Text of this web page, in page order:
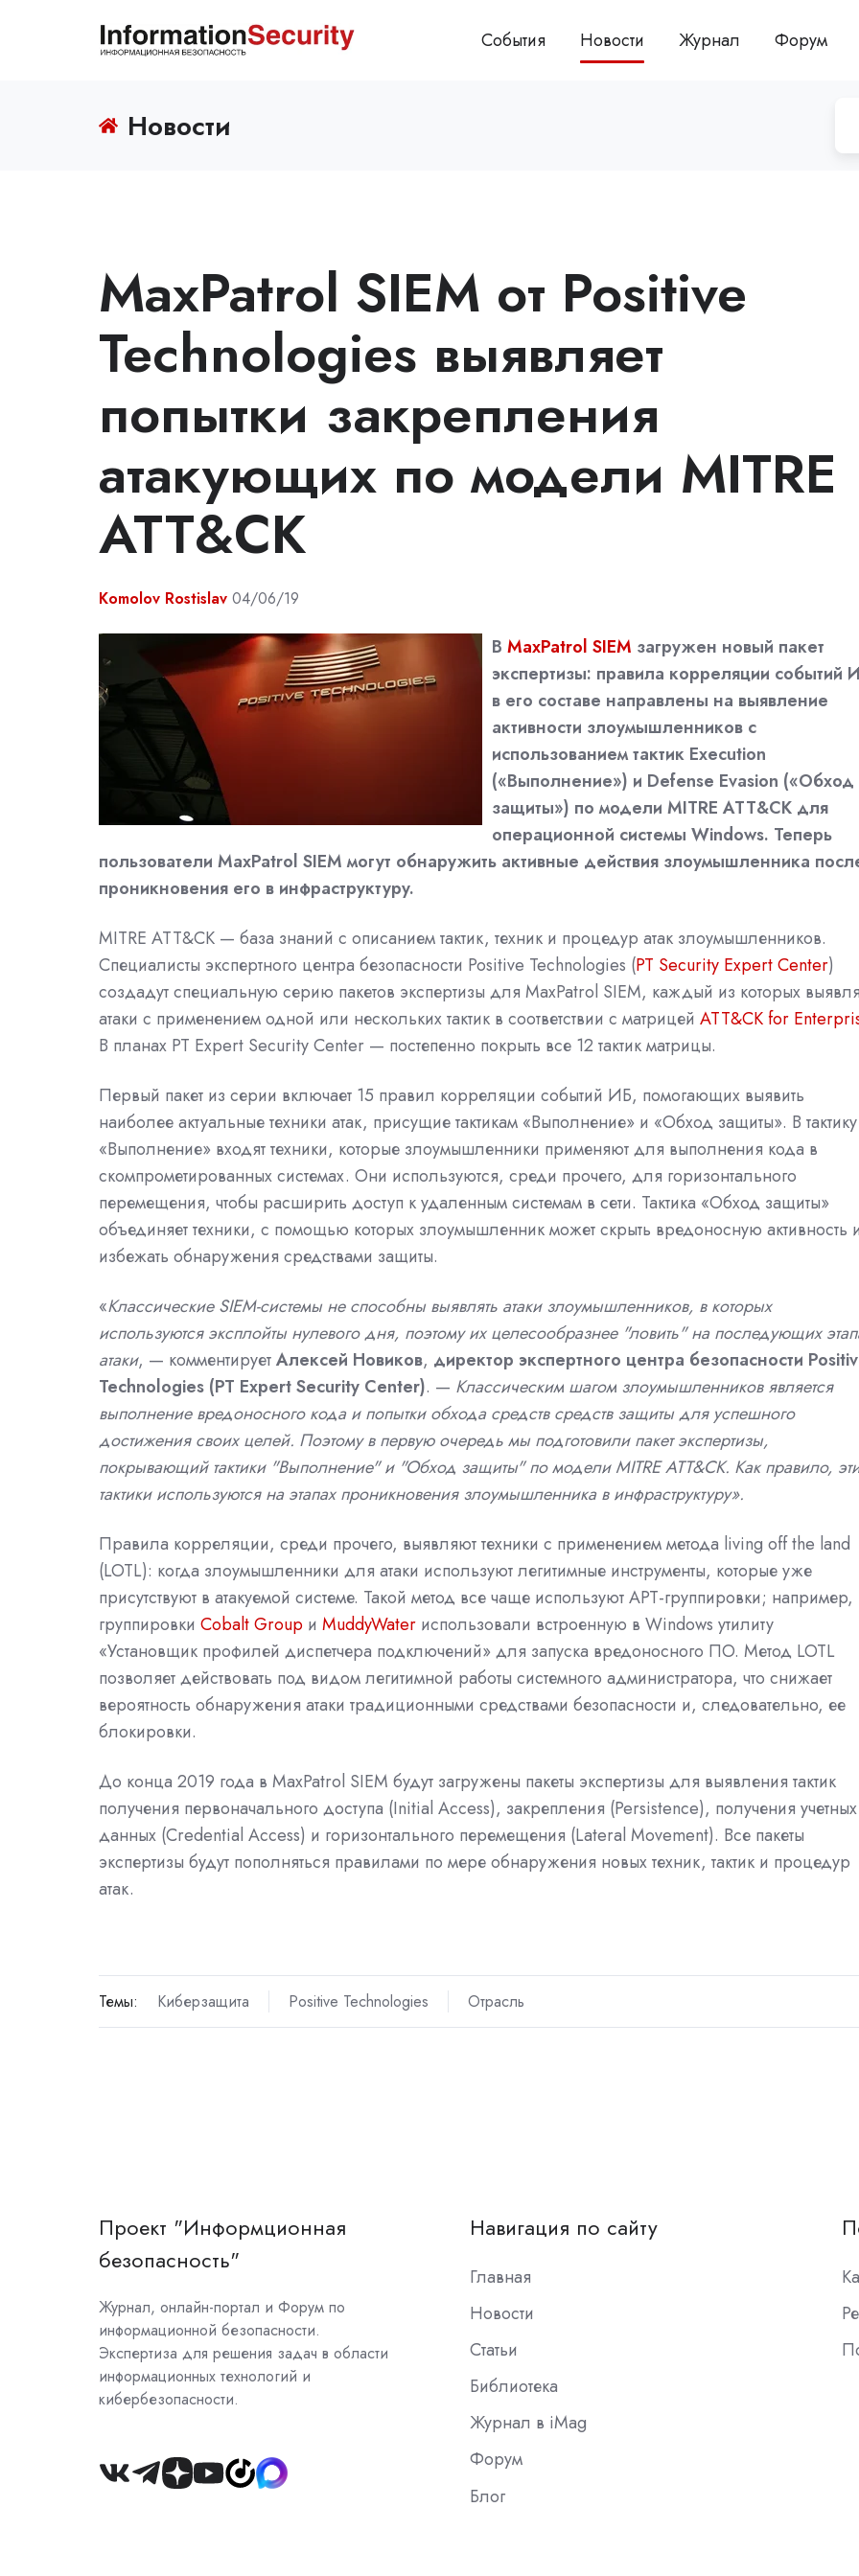
События Новости Журнал Форум
Новости
MaxPatrol SIEM от Positive
Technologies выявляет
попытки закрепления
атакующих по модели MITRE
ATT&CK
Komolov Rostislav 04/06/19
В MaxPatrol SIEM загружен новый пакет
экспертизы: правила корреляции событий
в его составе направлены на выявление
активности злоумышленников с
использованием тактик Execution
(«Выполнение») и Defense Evasion («Обход
защиты») по модели MITRE ATT&CK для
операционной системы Windows. Теперь
пользователи MaxPatrol SIEM могут обнаружить активные действия злоумышленника
проникновения его в инфраструктуру.
MITRE ATT&CK — база знаний с описанием тактик, техник и процедур атак злоумышленников.
Специалисты экспертного центра безопасности Positive Technologies (PT Security Expert Center)
создадут специальную серию пакетов экспертизы для MaxPatrol SIEM, каждый из которых
атаки с применением одной или нескольких тактик в соответствии с матрицей ATT&CK for
В планах PT Expert Security Center — постепенно покрыть все 12 тактик матрицы.
Первый пакет из серии включает 15 правил корреляции событий ИБ, помогающих выявить
наиболее актуальные техники атак, присущие тактикам «Выполнение» и «Обход защиты». В тактику
«Выполнение» входят техники, которые злоумышленники применяют для выполнения кода в
скомпрометированных системах. Они используются, среди прочего, для горизонтального
перемещения, чтобы расширить доступ к удаленным системам в сети. Тактика «Обход защиты»
объединяет техники, с помощью которых злоумышленник может скрыть вредоносную активность
избежать обнаружения средствами защиты.
«Классические SIEM-системы не способны выявлять атаки злоумышленников, в которых
используются эксплойты нулевого дня, поэтому их целесообразнее "ловить" на последующих
атаки, — комментируетАлексей Новиков, директор экспертного центра безопасности
Technologies (PT Expert Security Center). — Классическим шагом злоумышленников является
выполнение вредоносного кода и попытки обхода средств средств защиты для успешного
достижения своих целей. Поэтому в первую очередь мы подготовили пакет экспертизы,
покрывающий тактики "Выполнение" и "Обход защиты" по модели MITRE ATT&CK. Как правило,
тактики используются на этапах проникновения злоумышленника в инфраструктуру».
Правила корреляции, среди прочего, выявляют техники с применением метода living off the land
(LOTL): когда злоумышленники для атаки используют легитимные инструменты, которые уже
присутствуют в атакуемой системе. Такой метод все чаще используют APT-группировки; например,
группировки Cobalt Group и MuddyWater использовали встроенную в Windows утилиту
«Установщик профилей диспетчера подключений» для запуска вредоносного ПО. Метод LOTL
позволяет действовать под видом легитимной работы системного администратора, что снижает
вероятность обнаружения атаки традиционными средствами безопасности и, следовательно, ее
блокировки.
До конца 2019 года в MaxPatrol SIEM будут загружены пакеты экспертизы для выявления тактик
получения первоначального доступа (Initial Access), закрепления (Persistence), получения учетных
данных (Credential Access) и горизонтального перемещения (Lateral Movement). Все пакеты
экспертизы будут пополняться правилами по мере обнаружения новых техник, тактик и процедур
атак.
Темы: Киберзащита Positive Technologies Отрасль
Проект "Информционная
безопасность"
Журнал, онлайн-портал и Форум по
информационной безопасности.
Экспертиза для решения задач в области
информационных технологий и
кибербезопасности.
Join
Навигация по сайту
Главная
Новости
Статьи
Библиотека
Журнал в iMag
Форум
Блог